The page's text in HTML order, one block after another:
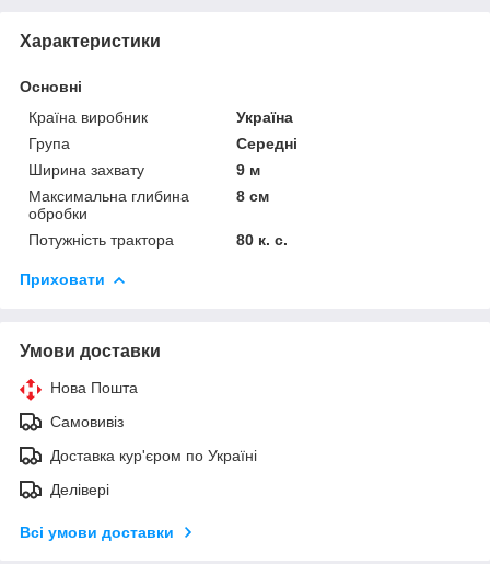
Характеристики
Основні
Країна виробник
Україна
Група
Середні
Ширина захвату
9 м
Максимальна глибина
обробки
8 см
Потужність трактора 80 к. с.
Приховати
Умови доставки
Нова Пошта
Самовивіз
Доставка кур'єром по Україні
Делівері
Всі умови доставки